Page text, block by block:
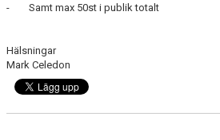
- Samt max 50st i publik totalt
Hälsningar
Mark Celedon